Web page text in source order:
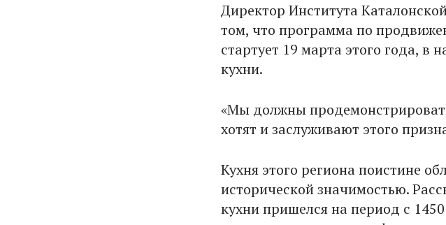
Директор Института
том, что программа по
стартует 19 марта этого года, в
кухни.
«Мы должны
хотят и заслуживают этого
Кухня этого региона поистине
исторической значимостью.
кухни пришелся на период с